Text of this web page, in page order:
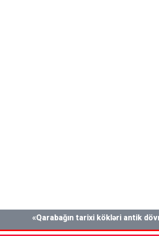
«Qarabağın tarixi kökləri antik dövrə